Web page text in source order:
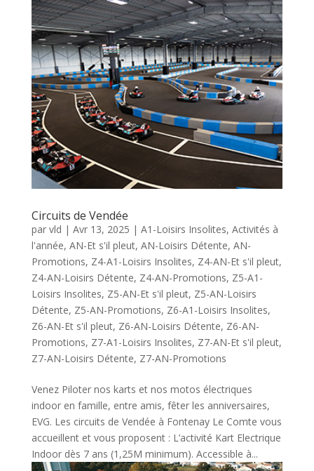
Circuits de Vendée
par vld | Avr 13, 2025 | A1-Loisirs Insolites, Activités à
l'année, AN-Et s'il pleut, AN-Loisirs Détente, AN-
Promotions, Z4-A1-Loisirs Insolites, Z4-AN-Et s'il pleut,
Z4-AN-Loisirs Détente, Z4-AN-Promotions, Z5-A1-
Loisirs Insolites, Z5-AN-Et s'il pleut, Z5-AN-Loisirs
Détente, Z5-AN-Promotions, Z6-A1-Loisirs Insolites,
Z6-AN-Et s'il pleut, Z6-AN-Loisirs Détente, Z6-AN-
Promotions, Z7-A1-Loisirs Insolites, Z7-AN-Et s'il pleut,
Z7-AN-Loisirs Détente, Z7-AN-Promotions
Venez Piloter nos karts et nos motos électriques
indoor en famille, entre amis, fêter les anniversaires,
EVG. Les circuits de Vendée à Fontenay Le Comte vous
accueillent et vous proposent : L’activité Kart Electrique
Indoor dès 7 ans (1,25M minimum). Accessible à...